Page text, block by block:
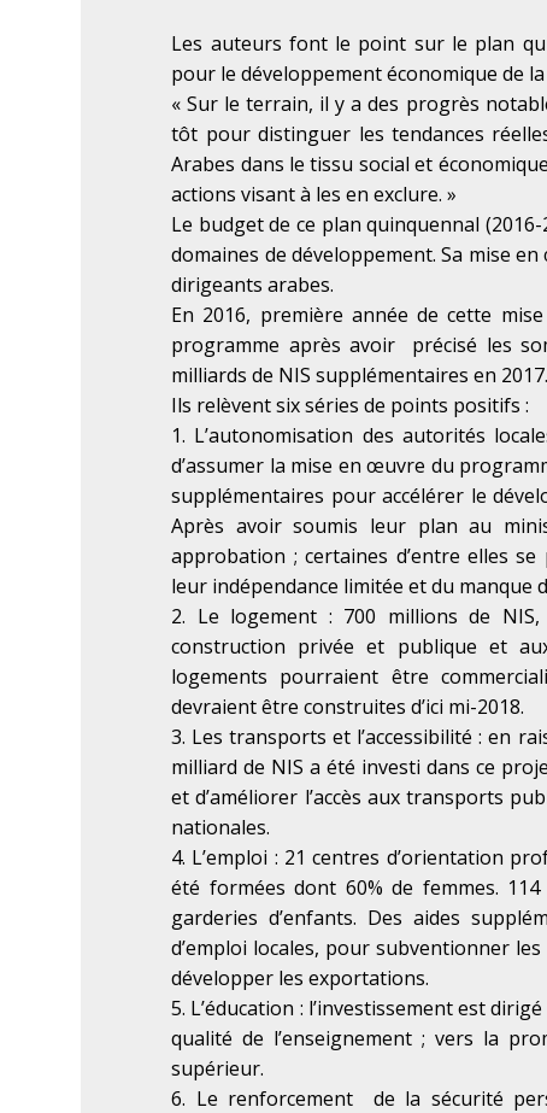
Les auteurs font le point sur le plan
pour le développement économique de
« Sur le terrain, il y a des progrès
tôt pour distinguer les tendances
Arabes dans le tissu social et
actions visant à les en exclure. »
Le budget de ce plan quinquennal
domaines de développement. Sa mise
dirigeants arabes.
En 2016, première année de cette
programme après avoir précisé les
milliards de NIS supplémentaires en 2017.
Ils relèvent six séries de points positifs :
1. L’autonomisation des autorités
d’assumer la mise en œuvre du
supplémentaires pour accélérer le
Après avoir soumis leur plan au
approbation ; certaines d’entre elles
leur indépendance limitée et du
2. Le logement : 700 millions de
construction privée et publique et
logements pourraient être
devraient être construites d’ici mi-2018.
3. Les transports et l’accessibilité : en
milliard de NIS a été investi dans ce
et d’améliorer l’accès aux transports
nationales.
4. L’emploi : 21 centres d’orientation
été formées dont 60% de femmes.
garderies d’enfants. Des aides
d’emploi locales, pour subventionner
développer les exportations.
5. L’éducation : l’investissement est
qualité de l’enseignement ; vers la
supérieur.
6. Le renforcement de la sécurité